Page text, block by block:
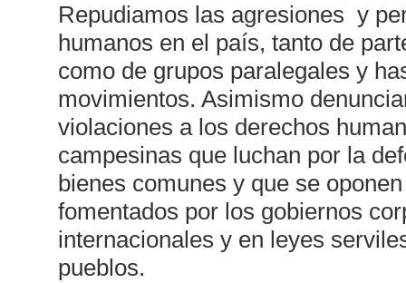
Repudiamos las agresiones y
humanos en el país, tanto de
como de grupos paralegales y
movimientos. Asimismo
violaciones a los derechos
campesinas que luchan por la
bienes comunes y que se
fomentados por los gobiernos
internacionales y en leyes
pueblos.